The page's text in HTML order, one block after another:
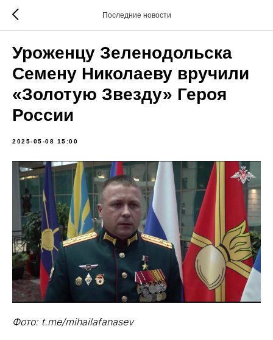
Последние новости
Уроженцу Зеленодольска
Семену Николаеву вручили
«Золотую Звезду» Героя
России
2025-05-08 15:00
Фото: t.me/mihailafanasev